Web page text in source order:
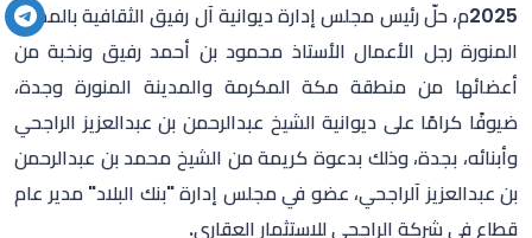
2025م، حلّ رئيس مجلس إدارة ديوانية آل رفيق الثقافية بالمدينة
المنورة رجل الأعمال الأستاذ محمود بن أحمد رفيق ونخبة من
أعضائها من منطقة مكة المكرمة والمدينة المنورة وجدة،
ضيوفًا كرامًا على ديوانية الشيخ عبدالرحمن بن عبدالعزيز الراجحي
وأبنائه، بجدة، وذلك بدعوة كريمة من الشيخ محمد بن عبدالرحمن
بن عبدالعزيز آلراجحي، عضو في مجلس إدارة "بنك البلاد" مدير عام
قطاع في شركة الراجحي للاستثمار العقاري.